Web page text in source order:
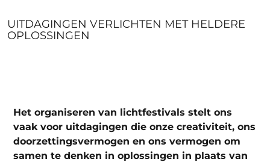
UITDAGINGEN VERLICHTEN MET HELDERE
OPLOSSINGEN
Het organiseren van lichtfestivals stelt ons
vaak voor uitdagingen die onze creativiteit, ons
doorzettingsvermogen en ons vermogen om
samen te denken in oplossingen in plaats van